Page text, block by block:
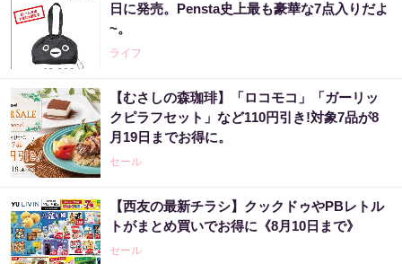
日に発売。Pensta史上最も豪華な7点入りだよ
~。
ライフ
【むさしの森珈琲】「ロコモコ」「ガーリッ
クピラフセット」など110円引き!対象7品が8
月19日までお得に。
セール
【西友の最新チラシ】クックドゥやPBレトル
トがまとめ買いでお得に《8月10日まで》
セール